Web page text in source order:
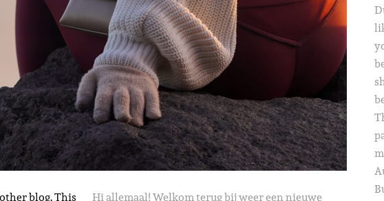
blog. This
Hi allemaal! Welkom terug bij weer een nieuwe